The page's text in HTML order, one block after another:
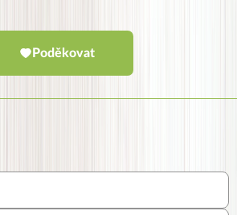
Poděkovat